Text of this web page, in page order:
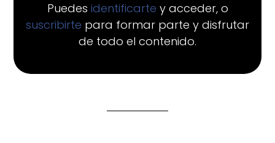
Puedes identificarte y acceder, o
suscribirte para formar parte y disfrutar
de todo el contenido.